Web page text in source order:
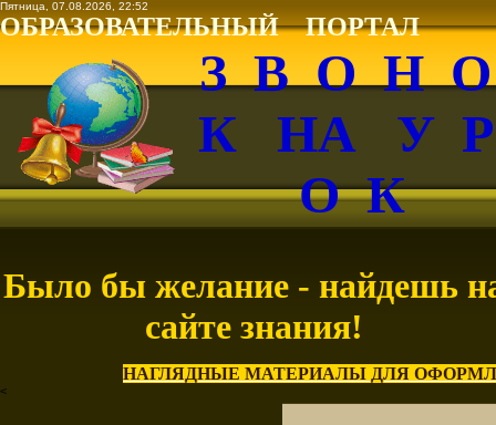
Пятница, 07.08.2026, 22:52
ОБРАЗОВАТЕЛЬНЫЙ ПОРТАЛ
З В О Н
К НА У
О К
Было бы желание - найдешь
сайте знания!
НАГЛЯДНЫЕ МАТЕРИАЛЫ ДЛЯ
<